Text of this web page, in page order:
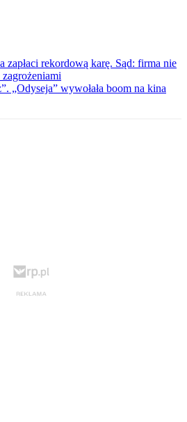
zapłaci rekordową karę. Sąd: firma nie
„Odyseja” wywołała boom na kina